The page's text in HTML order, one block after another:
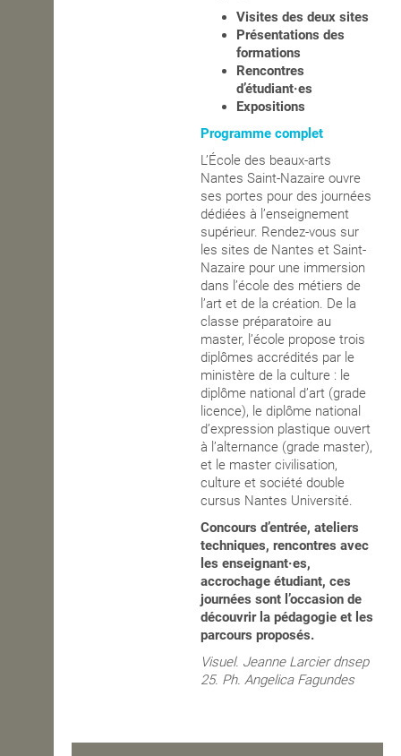
Visites des deux sites
Présentations des
formations
Rencontres
d’étudiant·es
Expositions
Programme complet
L’École des beaux-arts
Nantes Saint-Nazaire ouvre
ses portes pour des journées
dédiées à l’enseignement
supérieur. Rendez-vous sur
les sites de Nantes et Saint-
Nazaire pour une immersion
dans l’école des métiers de
l’art et de la création. De la
classe préparatoire au
master, l’école propose trois
diplômes accrédités par le
ministère de la culture : le
diplôme national d’art (grade
licence), le diplôme national
d’expression plastique ouvert
à l’alternance (grade master),
et le master civilisation,
culture et société double
cursus Nantes Université.
Concours d’entrée, ateliers
techniques, rencontres avec
les enseignant·es,
accrochage étudiant, ces
journées sont l’occasion de
découvrir la pédagogie et les
parcours proposés.
Visuel. Jeanne Larcier dnsep
25. Ph. Angelica Fagundes